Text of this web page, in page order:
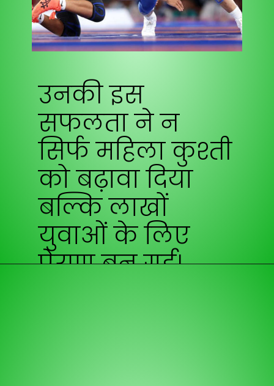
उनकी इस
सफलता ने न
सिर्फमहिला कुश्ती
को बढ़ावा दिया
बल्कि लाखों
युवाओं के लिए
प्रेरणा बन गई।